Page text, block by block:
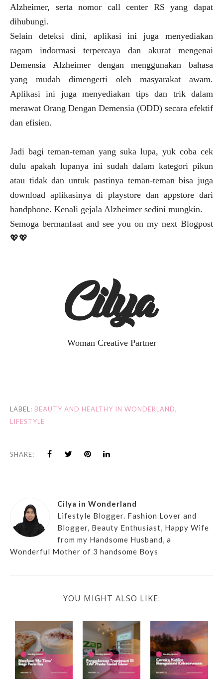
Alzheimer, serta nomor call center RS yang dapat
dihubungi.
Selain deteksi dini, aplikasi ini juga menyediakan
ragam indormasi terpercaya dan akurat mengenai
Demensia Alzheimer dengan menggunakan bahasa
yang mudah dimengerti oleh masyarakat awam.
Aplikasi ini juga menyediakan tips dan trik dalam
merawat Orang Dengan Demensia (ODD) secara efektif
dan efisien.
Jadi bagi teman-teman yang suka lupa, yuk coba cek
dulu apakah lupanya ini sudah dalam kategori pikun
atau tidak dan untuk pastinya teman-teman bisa juga
download aplikasinya di playstore dan appstore dari
handphone. Kenali gejala Alzheimer sedini mungkin.
Semoga bermanfaat and see you on my next Blogpost
💖💖
Woman Creative Partner
LABEL: BEAUTY AND HEALTHY IN WONDERLAND,
LIFESTYLE
SHARE:
Cilya in Wonderland
Lifestyle Blogger. Fashion Lover and
Blogger, Beauty Enthusiast, Happy Wife
from my Handsome Husband, a
Wonderful Mother of 3 handsome Boys
YOU MIGHT ALSO LIKE: